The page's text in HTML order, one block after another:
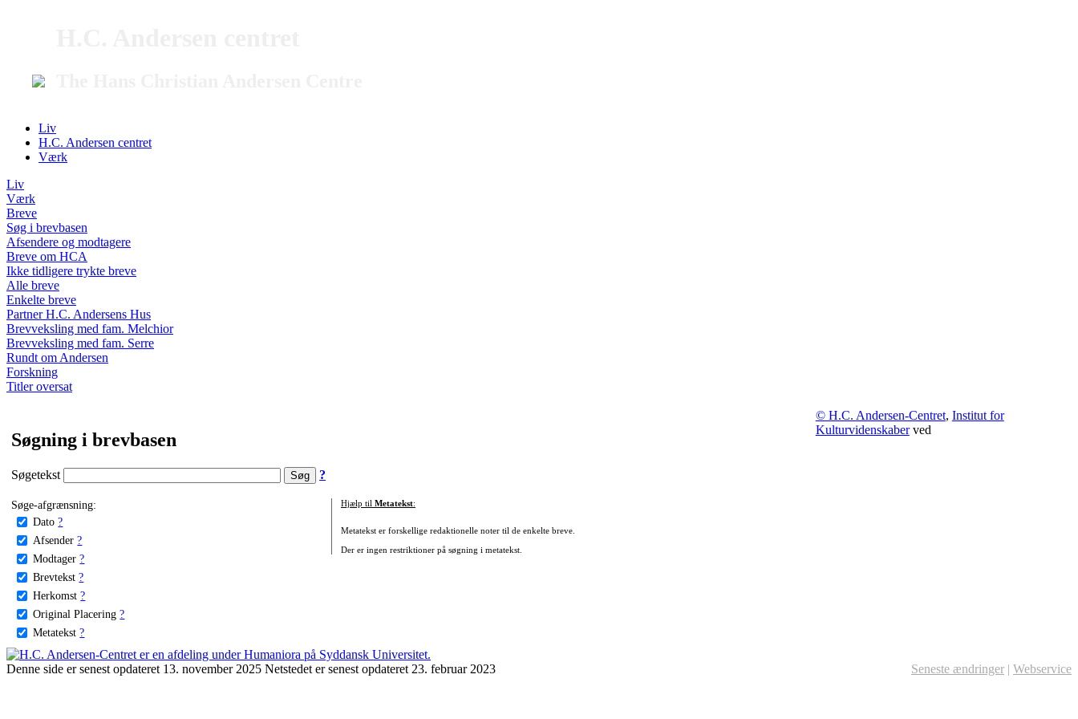
Liv
H.C. Andersen centret
Værk
Liv
Værk
Breve
Søg i brevbasen
Afsendere og modtagere
Breve om HCA
Ikke tidligere trykte breve
Alle breve
Enkelte breve
Partner H.C. Andersens Hus
Brevveksling med fam. Melchior
Brevveksling med fam. Serre
Rundt om Andersen
Forskning
Titler oversat
Søgning i brevbasen
Søgetekst ?
Søge-afgrænsning:
Dato ?
Afsender ?
Modtager ?
Brevtekst ?
Herkomst ?
Original Placering ?
Metatekst ?
Hjælp til Metatekst:
Metatekst er forskellige redaktionelle noter til de enkelte breve.
Der er ingen restriktioner på søgning i metatekst.
© H.C. Andersen-Centret, Institut for
Kulturvidenskaberved
Denne side er senest opdateret 13. november 2025 Netstedet er senest opdateret 23. februar 2023 Seneste ændringer | Webservice